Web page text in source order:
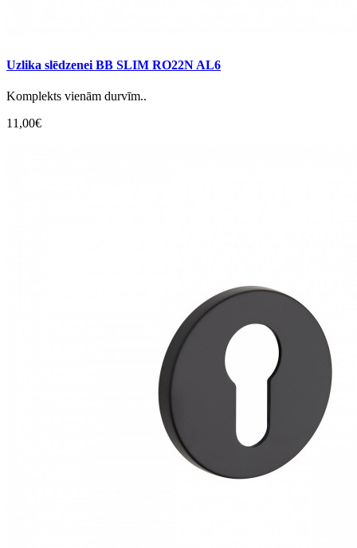
Uzlika slēdzenei BB SLIM RO22N AL6
Komplekts vienām durvīm..
11,00€